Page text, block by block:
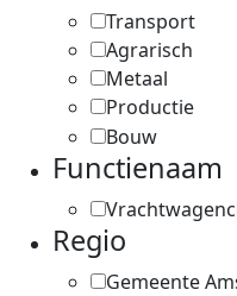
Transport
Agrarisch
Metaal
Productie
Bouw
Functienaam
Regio
Gemeente